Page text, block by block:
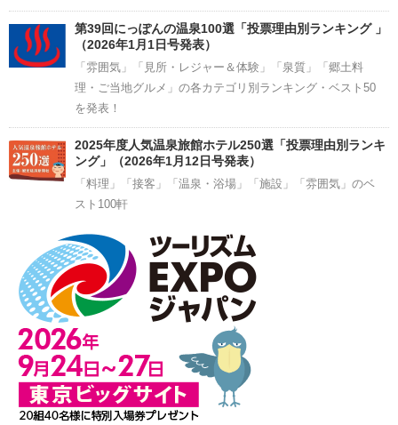
第39回にっぽんの温泉100選「投票理由別ランキング 」
（2026年1月1日号発表）
「雰囲気」「見所・レジャー＆体験」「泉質」「郷土料
理・ご当地グルメ」の各カテゴリ別ランキング・ベスト50
を発表！
2025年度人気温泉旅館ホテル250選「投票理由別ランキ
ング」（2026年1月12日号発表）
「料理」「接客」「温泉・浴場」「施設」「雰囲気」のベ
スト100軒